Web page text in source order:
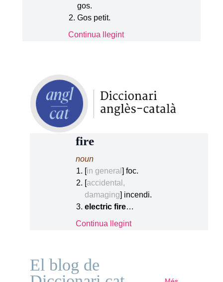
gos.
Gos petit.
Continua llegint
fire
noun
[in general ] foc.
[accidental,
damaging] incendi.
electric fire…
Continua llegint
El blog de